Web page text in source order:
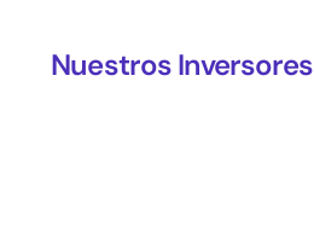
Nuestros Inversores